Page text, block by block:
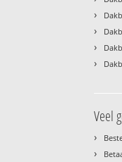
›
›
›
›
Veel
›
›